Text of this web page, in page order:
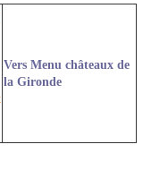
Vers Menu châteaux de
la Gironde